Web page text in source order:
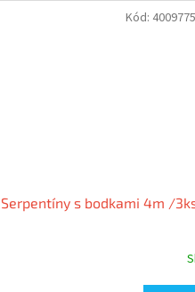
Serpentíny s bodkami 4m /
Kód: